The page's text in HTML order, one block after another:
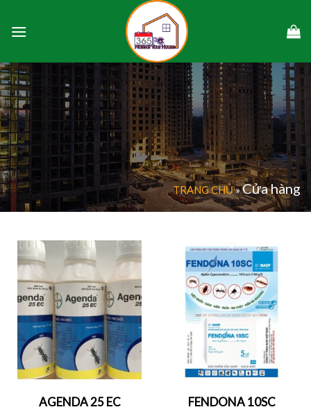
TRANG CHỦ»Cửa hàng
AGENDA 25 EC FENDONA 10SC